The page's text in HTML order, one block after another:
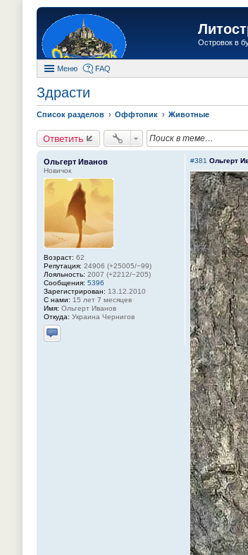
Островок в
Меню FAQ
Здрасти
Список разделов Оффтопик Животные
Ответить
Ольгерт Иванов
Новичок
Возраст: 62
Репутация: 24906 (+25005/−99)
Лояльность: 2007 (+2212/−205)
Сообщения: 5396
Зарегистрирован: 13.12.2010
С нами: 15 лет 7 месяцев
Имя: Ольгерт Иванов
Откуда: Украина Чернигов
Отправить личное сообщение
#381 Ольгерт